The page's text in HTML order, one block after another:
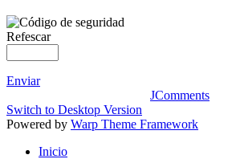
Refescar
Enviar
JComments
Switch to Desktop Version
Powered by Warp Theme Framework
Inicio